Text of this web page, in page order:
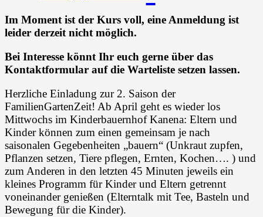
Im Moment ist der Kurs voll, eine Anmeldung ist
leider derzeit nicht möglich.
Bei Interesse könnt Ihr euch gerne über das
Kontaktformular auf die Warteliste setzen lassen.
Herzliche Einladung zur 2. Saison der
FamilienGartenZeit! Ab April geht es wieder los
Mittwochs im Kinderbauernhof Kanena: Eltern und
Kinder können zum einen gemeinsam je nach
saisonalen Gegebenheiten „bauern“ (Unkraut zupfen,
Pflanzen setzen, Tiere pflegen, Ernten, Kochen…. ) und
zum Anderen in den letzten 45 Minuten jeweils ein
kleines Programm für Kinder und Eltern getrennt
voneinander genießen (Elterntalk mit Tee, Basteln und
Bewegung für die Kinder).